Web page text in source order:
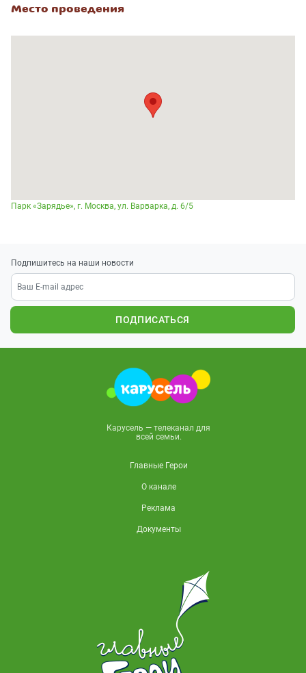
Место проведения
Парк «Зарядье», г. Москва, ул. Варварка, д. 6/5
Подпишитесь на наши новости
ПОДПИСАТЬСЯ
Карусель — телеканал для
всей семьи.
Главные Герои
О канале
Реклама
Документы